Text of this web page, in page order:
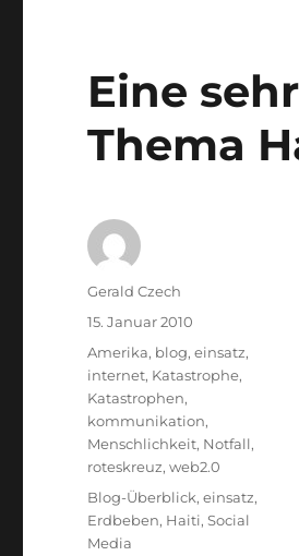
Eine
Thema
Autor
Gerald Czech
Veröffentlicht
15. Januar 2010
Kategorien
Amerika, blog,einsatz,
internet, Katastrophe,
Katastrophen,
kommunikation,
Menschlichkeit, Notfall,
roteskreuz,web2.0
Schlagwörter
Blog-Überblick,einsatz,
Erdbeben, Haiti,Social
Media